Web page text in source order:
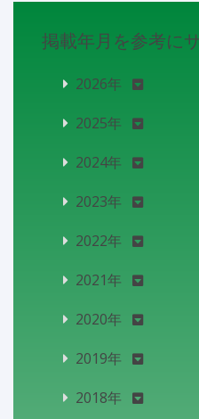
掲載年月を参考に
2026年
2025年
2024年
2023年
2022年
2021年
2020年
2019年
2018年